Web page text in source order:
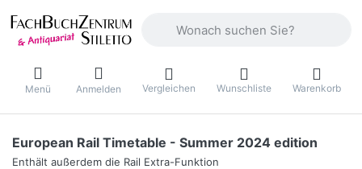
Menü Anmelden Vergleichen Wunschliste Warenkorb
European Rail Timetable - Summer 2024 edition
Enthält außerdem die Rail Extra-Funktion